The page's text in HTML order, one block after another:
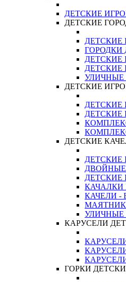
ДЕТСКИЕ
ДЕТСКИЕ
ДЕТСКИЕ
ГОРОДКИ
ДЕТСКИЕ
УЛИЧНЫЕ
ДЕТСКИЕ
ДЕТСКИЕ
ДЕТСКИЕ
ДЕТСКИЕ
ДВОЙНЫЕ
ДЕТСКИЕ
КАЧАЛКИ
КАЧЕЛИ -
УЛИЧНЫЕ
КАРУСЕЛИ
ГОРКИ